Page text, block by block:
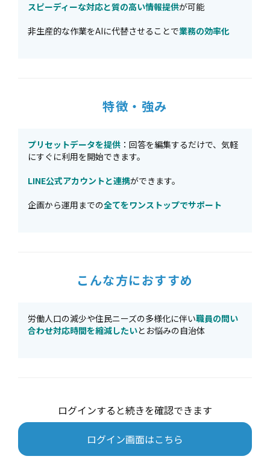
スピーディーな対応と質の高い情報提供が可能
非生産的な作業をAIに代替させることで業務の効率化
特徴・強み
プリセットデータを提供 ：回答を編集するだけで、気軽
にすぐに利用を開始できます。
LINE公式アカウントと連携ができます。
企画から運用までの全てをワンストップでサポート
こんな方におすすめ
労働人口の減少や住民ニーズの多様化に伴い職員の問い
合わせ対応時間を縮減したいとお悩みの自治体
ログインすると続きを確認できます
ログイン画面はこちら